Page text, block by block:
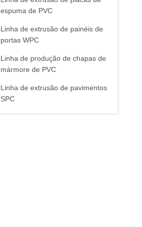
espuma de PVC
Linha de extrusão de painéis de
portas WPC
Linha de produção de chapas de
mármore de PVC
Linha de extrusão de pavimentos
SPC